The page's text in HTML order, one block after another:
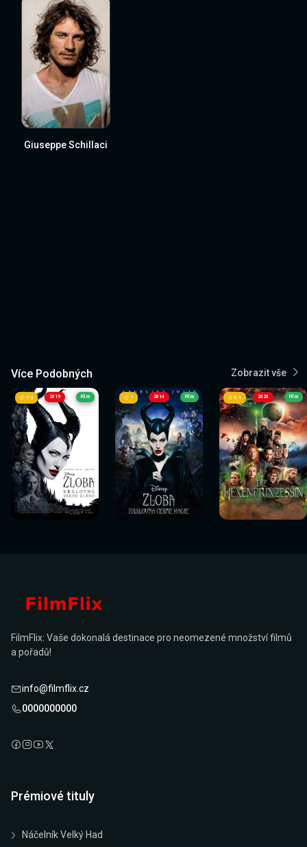
Giuseppe Schillaci
Více Podobných Zobrazit vše
2019
Sledovat
nyní
7.3 Film
Sledovat
nyní
2014
Sledovat
nyní
7 Film
Sledovat
nyní
2020
Sledovat
nyní
6.1 Film
Sledovat
nyní
FilmFlix: Vaše dokonalá destinace pro neomezené množství filmů
a pořadů!
info@filmflix.cz
0000000000
Prémiové tituly
Náčelník Velký Had